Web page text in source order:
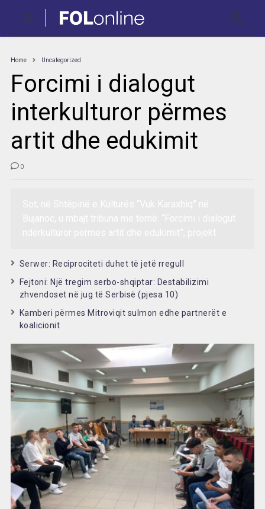
Home Uncategorized
Forcimi i dialogut
interkulturor përmes
artit dhe edukimit
0
Serwer: Reciprociteti duhet të jetë rregull
Fejtoni: Një tregim serbo-shqiptar: Destabilizimi
zhvendoset në jug të Serbisë (pjesa 10)
Kamberi përmes Mitroviqit sulmon edhe partnerët e
koalicionit